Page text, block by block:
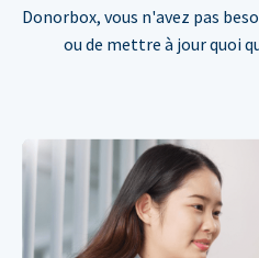
Donorbox, vous n'avez pas
ou de mettre à jour quoi